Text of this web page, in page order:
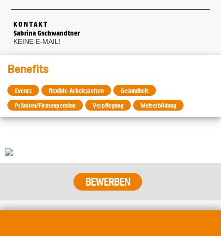
KONTAKT
Sabrina Gschwandtner
KEINE E-MAIL!
Benefits
Events flexible Arbeitszeiten
Gesundheit
Prämien/Firmenpension
Verpflegung Weiterbildung